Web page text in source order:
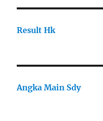
Result Hk
Angka Main Sdy